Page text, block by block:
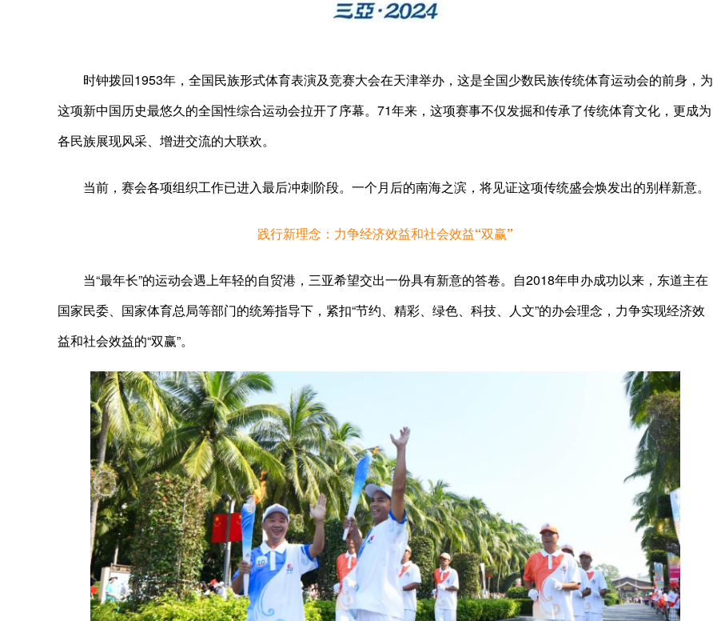
时钟拨回1953年，全国民族形式体育表演及竞赛大会在天津举办，这是全国少数民族传统体育运动会的前身，为
这项新中国历史最悠久的全国性综合运动会拉开了序幕。71年来，这项赛事不仅发掘和传承了传统体育文化，更成为
各民族展现风采、增进交流的大联欢。
当前，赛会各项组织工作已进入最后冲刺阶段。一个月后的南海之滨，将见证这项传统盛会焕发出的别样新意。
践行新理念：力争经济效益和社会效益“双赢”
当“最年长”的运动会遇上年轻的自贸港，三亚希望交出一份具有新意的答卷。自2018年申办成功以来，东道主在
国家民委、国家体育总局等部门的统筹指导下，紧扣“节约、精彩、绿色、科技、人文”的办会理念，力争实现经济效
益和社会效益的“双赢”。